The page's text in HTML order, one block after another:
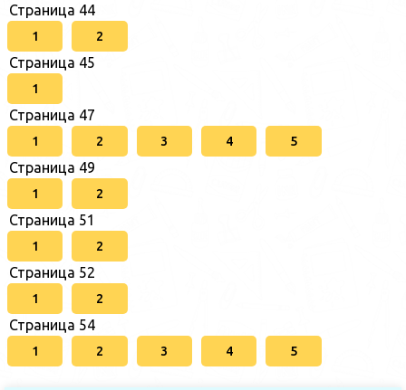
Страница 44
1 2
Страница 45
1
Страница 47
1 2 3 4 5
Страница 49
1 2
Страница 51
1 2
Страница 52
1 2
Страница 54
1 2 3 4 5